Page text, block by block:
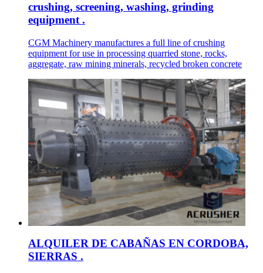
crushing, screening, washing, grinding
equipment .
CGM Machinery manufactures a full line of crushing
equipment for use in processing quarried stone, rocks,
aggregate, raw mining minerals, recycled broken concrete
ALQUILER DE CABAÑAS EN CORDOBA,
SIERRAS .